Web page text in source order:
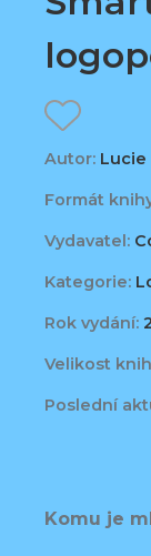
Autor: Lucie
Formát
Vydavatel:
Kategorie:
Rok vydání:
Velikost
Poslední
Komu je